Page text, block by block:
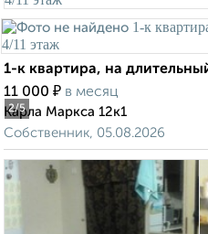
2/5
1-к квартира, на
11 000 ₽ в месяц
Карла Маркса 12к1
Собственник, 05.08.2026